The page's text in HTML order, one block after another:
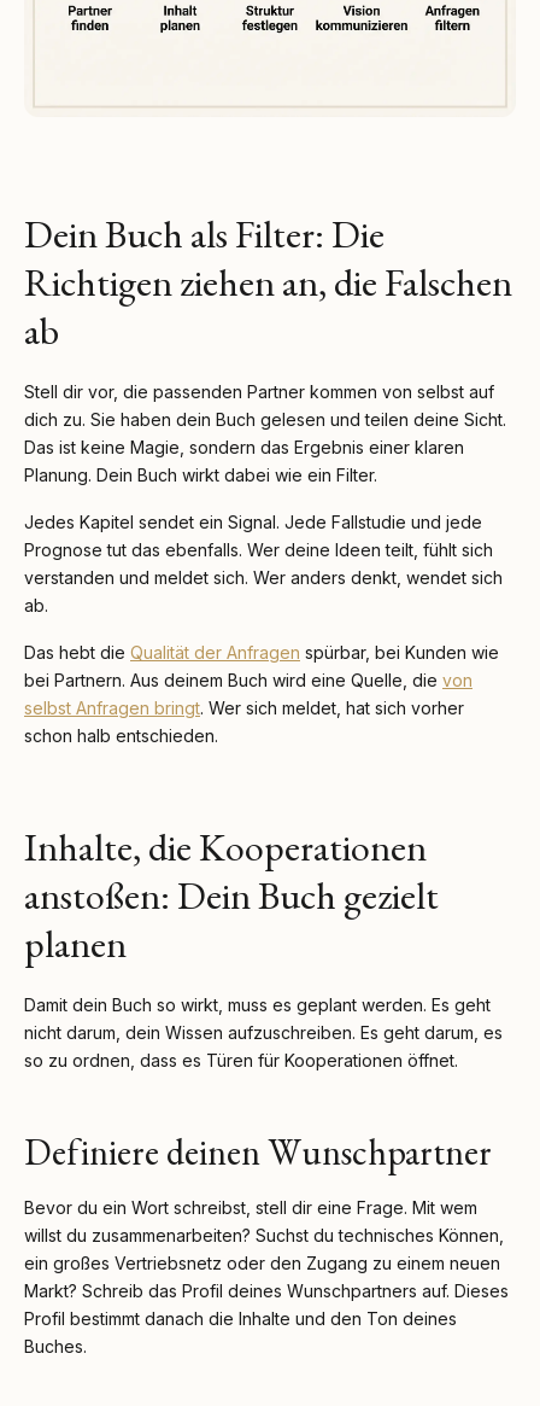
Dein Buch als Filter: Die
Richtigen ziehen an, die Falschen
ab
Stell dir vor, die passenden Partner kommen von selbst auf
dich zu. Sie haben dein Buch gelesen und teilen deine Sicht.
Das ist keine Magie, sondern das Ergebnis einer klaren
Planung. Dein Buch wirkt dabei wie ein Filter.
Jedes Kapitel sendet ein Signal. Jede Fallstudie und jede
Prognose tut das ebenfalls. Wer deine Ideen teilt, fühlt sich
verstanden und meldet sich. Wer anders denkt, wendet sich
ab.
Das hebt die Qualität der Anfragen spürbar, bei Kunden wie
bei Partnern. Aus deinem Buch wird eine Quelle, die von
selbst Anfragen bringt. Wer sich meldet, hat sich vorher
schon halb entschieden.
Inhalte, die Kooperationen
anstoßen: Dein Buch gezielt
planen
Damit dein Buch so wirkt, muss es geplant werden. Es geht
nicht darum, dein Wissen aufzuschreiben. Es geht darum, es
so zu ordnen, dass es Türen für Kooperationen öffnet.
Definiere deinen Wunschpartner
Bevor du ein Wort schreibst, stell dir eine Frage. Mit wem
willst du zusammenarbeiten? Suchst du technisches Können,
ein großes Vertriebsnetz oder den Zugang zu einem neuen
Markt? Schreib das Profil deines Wunschpartners auf. Dieses
Profil bestimmt danach die Inhalte und den Ton deines
Buches.